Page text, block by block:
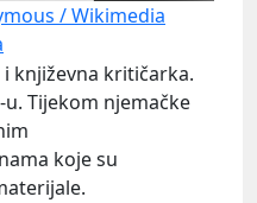
/ Wikimedia
književna kritičarka.
Tijekom njemačke
koje su